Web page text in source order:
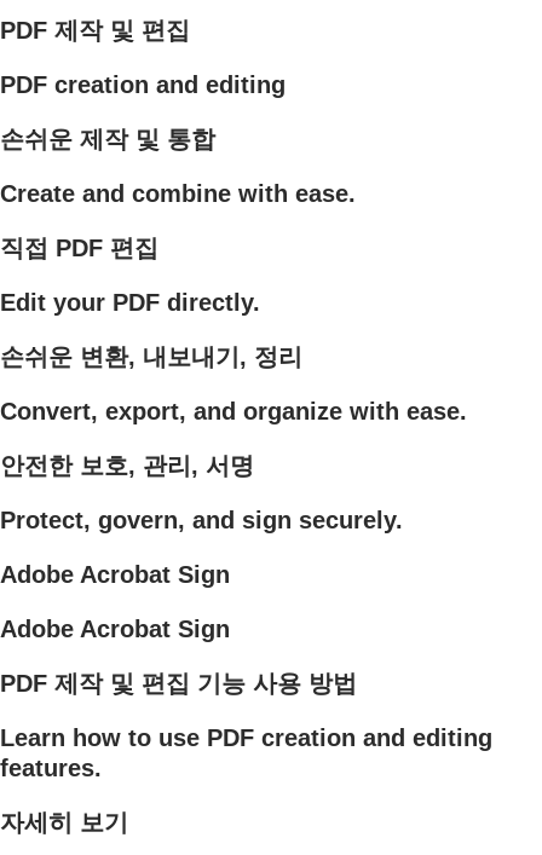
PDF 제작 및 편집
PDF creation and editing
손쉬운 제작 및 통합
Create and combine with ease.
직접 PDF 편집
Edit your PDF directly.
손쉬운 변환, 내보내기, 정리
Convert, export, and organize with ease.
안전한 보호, 관리, 서명
Protect, govern, and sign securely.
Adobe Acrobat Sign
Adobe Acrobat Sign
PDF 제작 및 편집 기능 사용 방법
Learn how to use PDF creation and editing
features.
자세히 보기